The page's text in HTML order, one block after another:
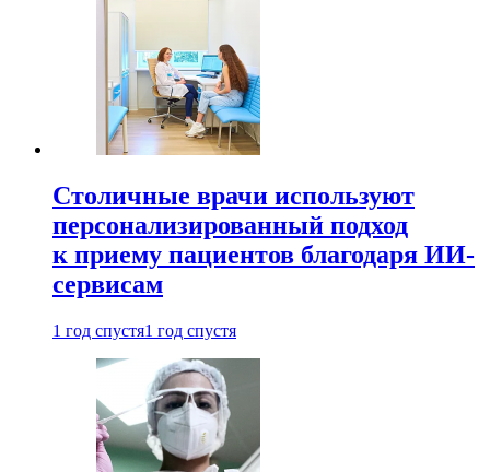
Столичные врачи используют
персонализированный подход
к приему пациентов благодаря ИИ-
сервисам
1 год спустя1 год спустя